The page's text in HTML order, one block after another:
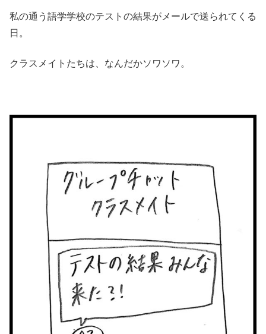
私の通う語学学校のテストの結果がメールで送られてくる
日。
クラスメイトたちは、なんだかソワソワ。